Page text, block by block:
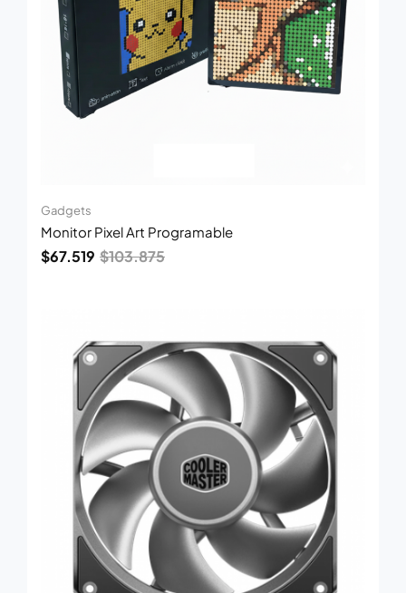
Gadgets
Monitor Pixel Art Programable
$103.875
$67.519